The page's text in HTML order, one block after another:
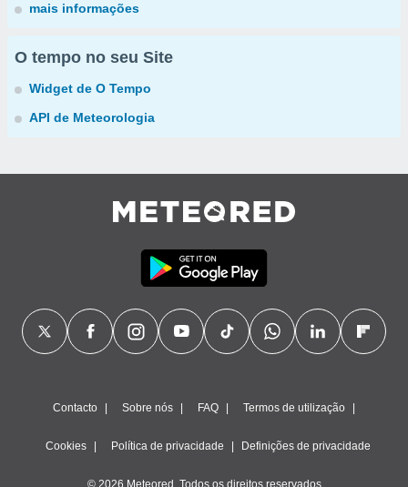
mais informações
O tempo no seu Site
Widget de O Tempo
API de Meteorologia
Contacto Sobre nós FAQ Termos de utilização
Cookies Política de privacidade Definições de privacidade
© 2026 Meteored. Todos os direitos reservados